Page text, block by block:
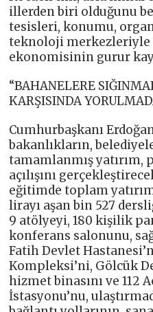
illerden biri olduğunu
tesisleri, konumu,
teknoloji merkezleriyle
ekonomisinin gurur
“BAHANELERE
KARŞISINDA
Cumhurbaşkanı
bakanlıkların,
tamamlanmış
açılışını
eğitimde toplam
lirayı aşan bin 527
9 atölyeyi, 180 kişilik
konferans salonunu,
Fatih Devlet
Kompleksi’ni, Gölcük
hizmet binasını ve 112
İstasyonu’nu,